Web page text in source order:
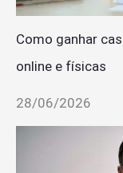
Como ganhar
online e físicas
28/06/2026